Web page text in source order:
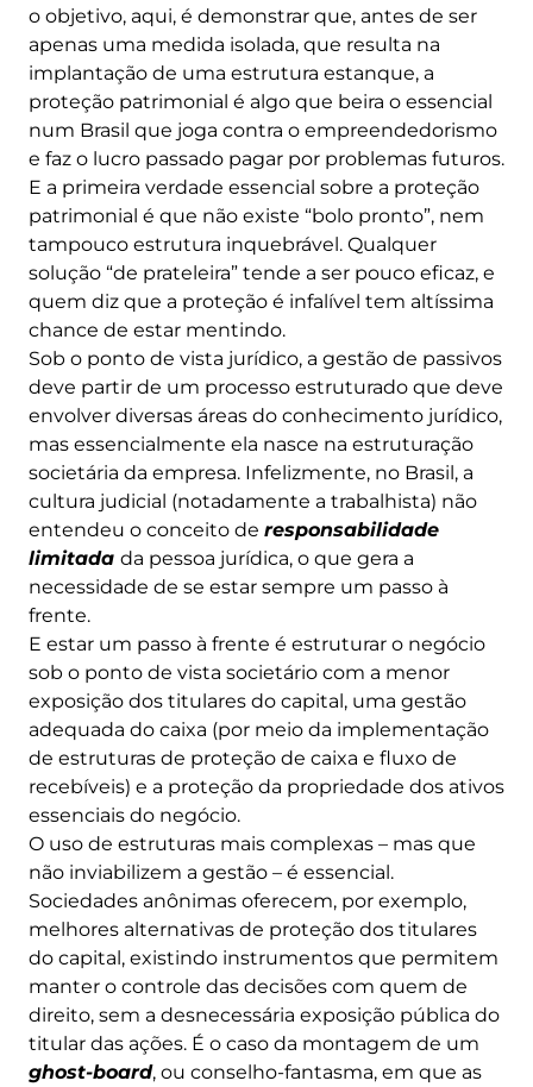
o objetivo, aqui, é demonstrar que, antes de ser
apenas uma medida isolada, que resulta na
implantação de uma estrutura estanque, a
proteção patrimonial é algo que beira o essencial
num Brasil que joga contra o empreendedorismo
e faz o lucro passado pagar por problemas futuros.
E a primeira verdade essencial sobre a proteção
patrimonial é que não existe “bolo pronto”, nem
tampouco estrutura inquebrável. Qualquer
solução “de prateleira” tende a ser pouco eficaz, e
quem diz que a proteção é infalível tem altíssima
chance de estar mentindo.
Sob o ponto de vista jurídico, a gestão de passivos
deve partir de um processo estruturado que deve
envolver diversas áreas do conhecimento jurídico,
mas essencialmente ela nasce na estruturação
societária da empresa. Infelizmente, no Brasil, a
cultura judicial (notadamente a trabalhista) não
entendeu o conceito de responsabilidade
limitada da pessoa jurídica, o que gera a
necessidade de se estar sempre um passo à
frente.
E estar um passo à frente é estruturar o negócio
sob o ponto de vista societário com a menor
exposição dos titulares do capital, uma gestão
adequada do caixa (por meio da implementação
de estruturas de proteção de caixa e fluxo de
recebíveis) e a proteção da propriedade dos ativos
essenciais do negócio.
O uso de estruturas mais complexas – mas que
não inviabilizem a gestão – é essencial.
Sociedades anônimas oferecem, por exemplo,
melhores alternativas de proteção dos titulares
do capital, existindo instrumentos que permitem
manter o controle das decisões com quem de
direito, sem a desnecessária exposição pública do
titular das ações. É o caso da montagem de um
ghost-board, ou conselho-fantasma, em que as